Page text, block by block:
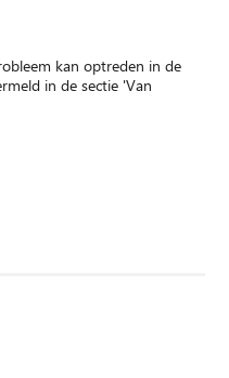
kan optreden in de
in de sectie 'Van